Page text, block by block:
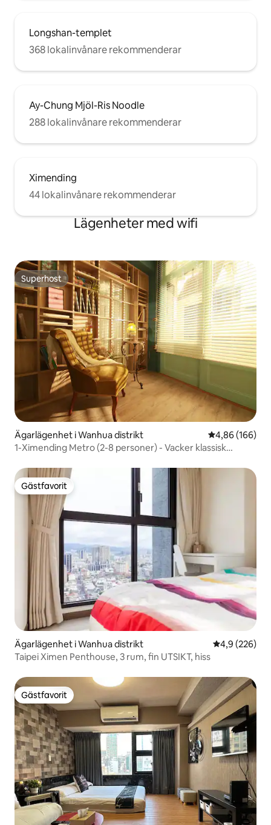
Longshan-templet
368 lokalinvånare rekommenderar
Ay-Chung Mjöl-Ris Noodle
288 lokalinvånare rekommenderar
Ximending
44 lokalinvånare rekommenderar
Lägenheter med wifi
Superhost
Superhost
Ägarlägenhet i Wanhua distrikt 4,86 av 5 i
4,86 (166)
1-Ximending Metro (2-8 personer) - Vacker klassisk
Gästfavorit
Gästfavorit
Ägarlägenhet i Wanhua distrikt 4,9 av 5 i
4,9 (226)
Taipei Ximen Penthouse, 3 rum, fin UTSIKT, hiss
Gästfavorit
Gästfavorit